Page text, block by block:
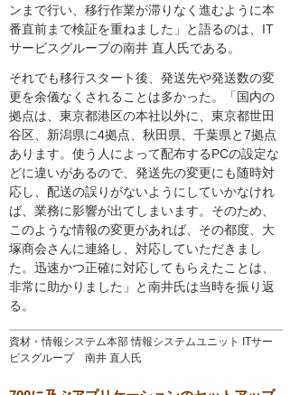
資材・情報システム本部 情報システムユニット ITサー
ビスグループ 南井 直人氏
ンまで行い、移行作業が滞りなく進むように本
番直前まで検証を重ねました」と語るのは、IT
サービスグループの南井 直人氏である。
それでも移行スタート後、発送先や発送数の変
更を余儀なくされることは多かった。「国内の
拠点は、東京都港区の本社以外に、東京都世田
谷区、新潟県に4拠点、秋田県、千葉県と7拠点
あります。使う人によって配布するPCの設定な
どに違いがあるので、発送先の変更にも随時対
応し、配送の誤りがないようにしていかなけれ
ば、業務に影響が出てしまいます。そのため、
このような情報の変更があれば、その都度、大
塚商会さんに連絡し、対応していただきまし
た。迅速かつ正確に対応してもらえたことは、
非常に助かりました」と南井氏は当時を振り返
る。